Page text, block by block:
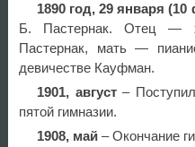
1890 год, 29 января
Б. Пастернак. Отец —
Пастернак, мать —
девичестве Кауфман.
1901, август– Поступил
пятой гимназии.
1908, май– Окончание